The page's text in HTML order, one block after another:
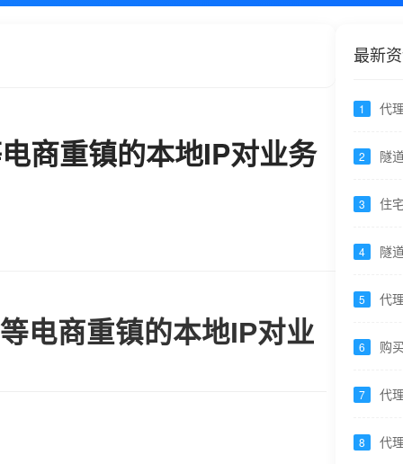
商重镇的本地IP对业务
电商重镇的本地IP对业
最新
1
代
泄
2
隧
3
住
代
4
隧
5
代
6
购
代
7
代
8
代